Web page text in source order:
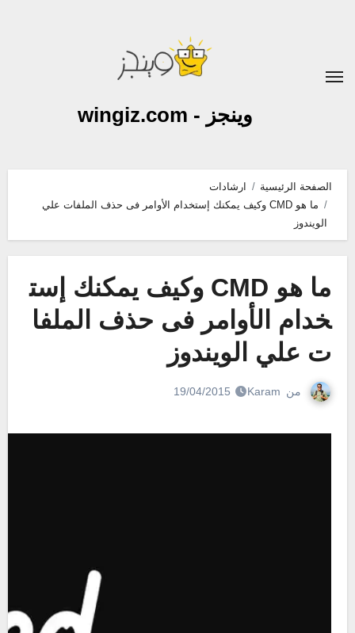
وينجز - wingiz.com
الصفحة الرئيسية
ارشادات
ما هو CMD وكيف يمكنك إستخدام الأوامر فى حذف الملفات علي
الويندوز
ما هو CMD وكيف يمكنك إست
خدام الأوامر فى حذف الملفا
ت علي الويندوز
من Karam
19/04/2015